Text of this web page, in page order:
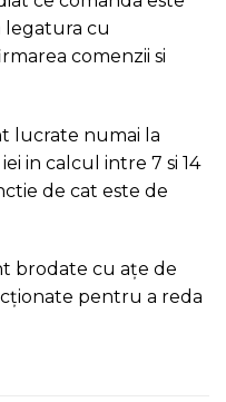
legatura cu
comenzii si
lucrate numai la
in calcul intre 7 si 14
de cat este de
brodate cu ațe de
pentru a reda